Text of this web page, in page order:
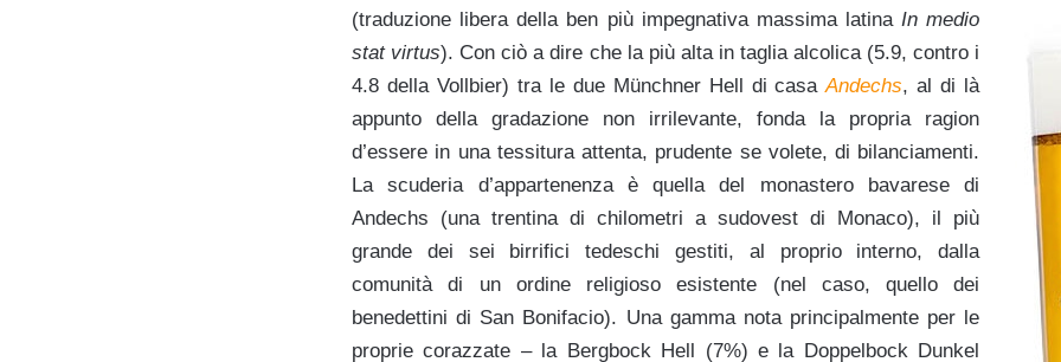
(traduzione libera della ben più impegnativa massima latinaIn medio
stat virtus). Con ciò a dire che la più alta in taglia alcolica (5.9, contro i
4.8 della Vollbier) tra le due Münchner Hell di casaAndechs, al di là
appunto della gradazione non irrilevante, fonda la propria ragion
d’essere in una tessitura attenta, prudente se volete, di bilanciamenti.
La scuderia d’appartenenza è quella del monastero bavarese di
Andechs (una trentina di chilometri a sudovest di Monaco), il più
grande dei sei birrifici tedeschi gestiti, al proprio interno, dalla
comunità di un ordine religioso esistente (nel caso, quello dei
benedettini di San Bonifacio). Una gamma nota principalmente per le
proprie corazzate – la Bergbock Hell (7%) e la Doppelbock Dunkel